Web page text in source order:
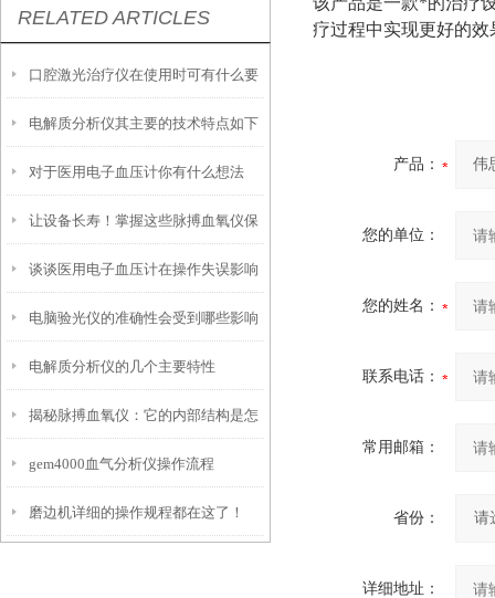
RELATED ARTICLES
口腔激光治疗仪在使用时可有什么要
领
电解质分析仪其主要的技术特点如下
对于医用电子血压计你有什么想法
呢？
让设备长寿！掌握这些脉搏血氧仪保
养技巧
谈谈医用电子血压计在操作失误影响
测量结果
电脑验光仪的准确性会受到哪些影响
呢？
电解质分析仪的几个主要特性
揭秘脉搏血氧仪：它的内部结构是怎
样工作的？
gem4000血气分析仪操作流程
磨边机详细的操作规程都在这了！
疗过程中实现更好的效
产品：
您的单位：
您的姓名：
联系电话：
常用邮箱：
省份：
详细地址：